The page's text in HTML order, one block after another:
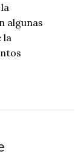
algunas
la